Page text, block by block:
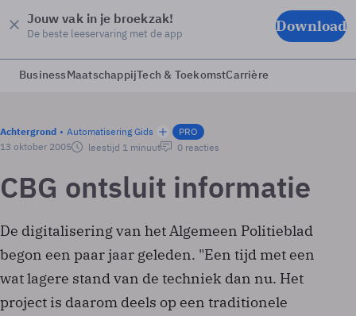
Jouw vak in je broekzak!
De beste leeservaring met de app Download
BusinessMaatschappijTech & ToekomstCarrière
Achtergrond Automatisering Gids
PRO
13 oktober 2005
leestijd 1 minuut 0 reacties
CBG ontsluit informatie
De digitalisering van het Algemeen Politieblad
begon een paar jaar geleden. "Een tijd met een
wat lagere stand van de techniek dan nu. Het
project is daarom deels op een traditionele